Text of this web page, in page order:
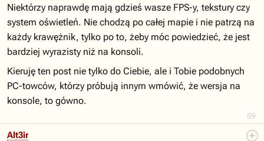
59
Niektórzy naprawdę mają gdzieś wasze FPS-y, tekstury czy
system oświetleń. Nie chodzą po całej mapie i nie patrzą na
każdy krawężnik, tylko po to, żeby móc powiedzieć, że jest
bardziej wyrazisty niż na konsoli.
Kieruję ten post nie tylko do Ciebie, ale i Tobie podobnych
PC-towców, którzy próbują innym wmówić, że wersja na
konsole, to gówno.
Alt3ir